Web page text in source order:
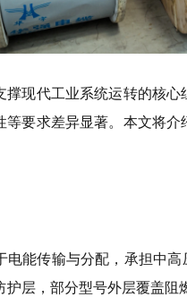
撑现代工业系统运转的核
等要求差异显著。本文将
电能传输与分配，承担中
护层，部分型号外层覆盖阻